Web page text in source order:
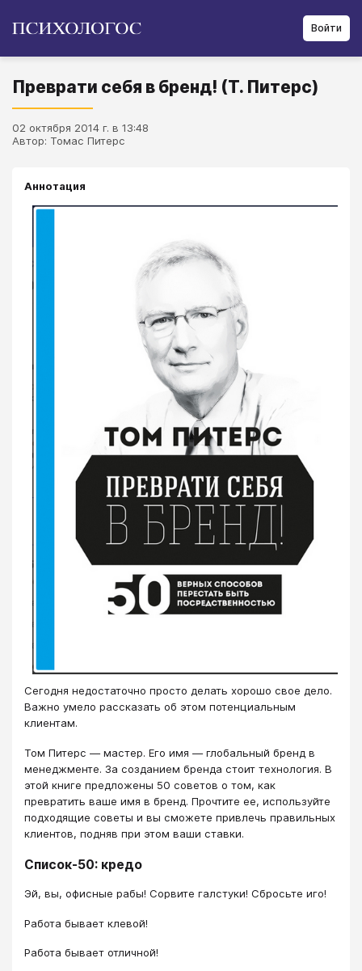
Войти
Преврати себя в бренд! (Т. Питерс)
02 октября 2014 г. в 13:48
Автор: Томас Питерс
Аннотация
Сегодня недостаточно просто делать хорошо свое дело.
Важно умело рассказать об этом потенциальным
клиентам.
Том Питерс — мастер. Его имя — глобальный бренд в
менеджменте. За созданием бренда стоит технология. В
этой книге предложены 50 советов о том, как
превратить ваше имя в бренд. Прочтите ее, используйте
подходящие советы и вы сможете привлечь правильных
клиентов, подняв при этом ваши ставки.
Список-50: кредо
Эй, вы, офисные рабы! Сорвите галстуки! Сбросьте иго!
Работа бывает клевой!
Работа бывает отличной!